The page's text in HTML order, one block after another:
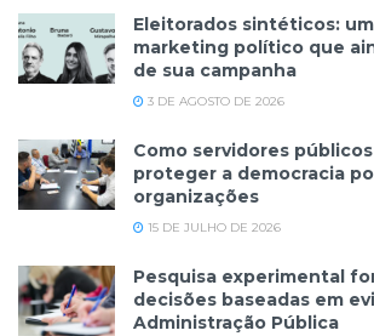
Eleitorados sintéticos:
marketing político que
de sua campanha
3 DE AGOSTO DE 2026
Como servidores
proteger a democracia
organizações
15 DE JULHO DE 2026
Pesquisa experimental
decisões baseadas em
Administração Pública